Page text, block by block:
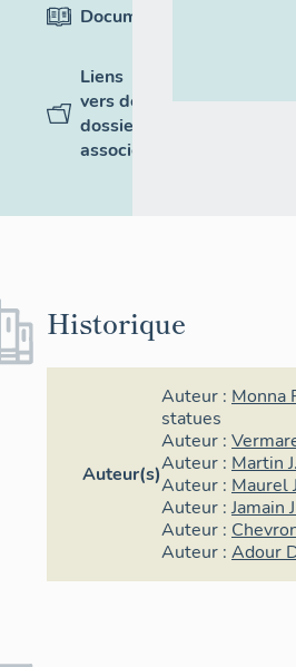
Documentation
Liens
vers des
dossiers
associés
Historique
Auteur(s)
Auteur : Monna
statues
Auteur :
Auteur : Martin
Auteur : Maurel
Auteur : Jamain
Auteur :
Auteur : Adour